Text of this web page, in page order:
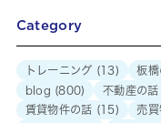
Category
トレーニング (13) 板橋
blog (800) 不動産の話
賃貸物件の話 (15) 売